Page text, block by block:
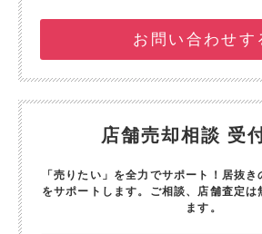
お問い合わせす
店舗売却相談 受
「売りたい」を全力でサポート！ 居抜き
をサポートします。 ご相談、店舗査定は
ます。